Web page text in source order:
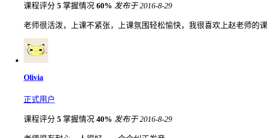
课程评分 5 掌握情况 60% 发布于 2016-8-29
老师很活泼，上课不紧张，上课氛围轻松愉快，我很喜欢上赵老师的课
Olivia
正式用户
课程评分 5 掌握情况 40% 发布于 2016-8-29